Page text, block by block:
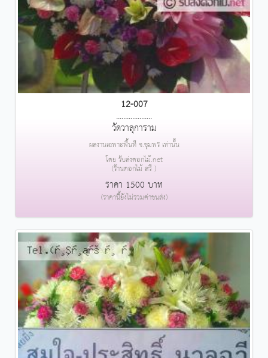
12-007
....................
วัดวาลุการาม
ผลงานเฉพาะพื้นที่ จ.ชุมพร เท่านั้น
โดย รับส่งดอกไม้.net
(ร้านดอกไม้ สวี )
ราคา 1500 บาท
(ราคานี้ยังไม่รวมค่าขนส่ง)